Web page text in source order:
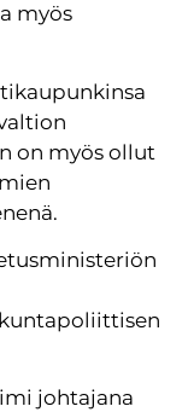
myös
on myös ollut
johtajana